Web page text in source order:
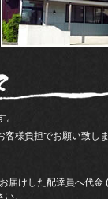
客様負担でお願い致し
届けした配達員へ代金
。